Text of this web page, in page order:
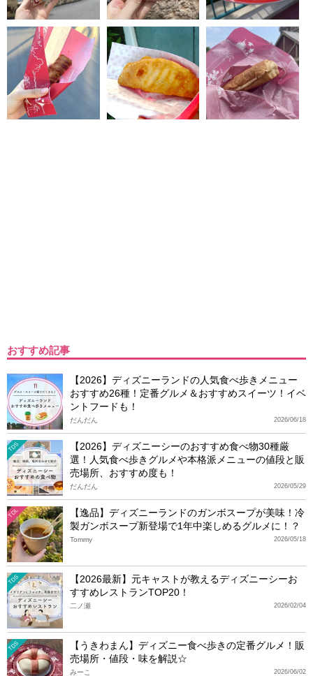
おすすめ記事
【2026】ディズニーランドの人気食べ歩きメニュー
おすすめ26種！定番グルメ＆おすすめスイーツ！イベ
ントフードも！
2026/06/18
だんだん
TDS
【2026】ディズニーシーのおすすめ食べ物30種厳
選！人気食べ歩きグルメや本格派メニューの値段と販
売場所、おすすめ度も！
2026/05/29
だんだん
TDL
【逸品】ディズニーランドのガンボスープが美味！冷
製ガンボスープ新登場で1年中楽しめるグルメに！？
2026/05/18
Tommy
TDS
【2026最新】元キャストが教えるディズニーシーお
すすめレストランTOP20！
2026/02/04
二ノ瀬
TDS
【うきわまん】ディズニー食べ歩きの定番グルメ！販
売場所・値段・味を解説☆
2026/06/02
みーこ